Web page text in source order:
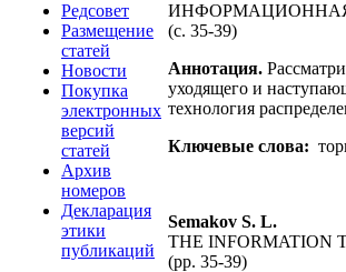
Редсовет
Размещение
статей
Новости
Покупка
электронных
версий
статей
Архив
номеров
Декларация
этики
публикаций
(c. 35-39)
Аннотация.
уходящего и
технология
Ключевые слова:
Semakov S. L.
THE INFORMATION
(pp. 35-39)